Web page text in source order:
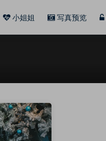
小姐姐 写真预览